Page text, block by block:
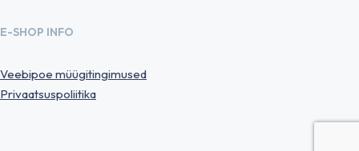
E-SHOP INFO
Veebipoe müügitingimused
Privaatsuspoliitika